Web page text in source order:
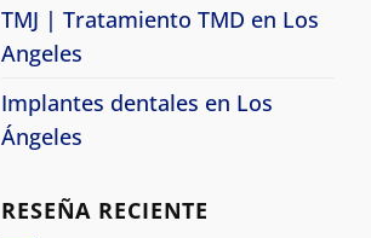
TMJ | Tratamiento TMD en Los
Angeles
Implantes dentales en Los
Ángeles
RESEÑA RECIENTE